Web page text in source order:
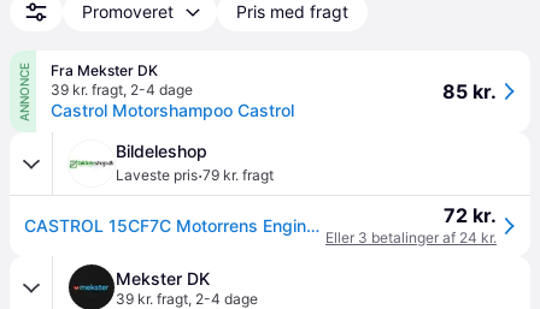
Promoveret Pris med fragt
ANNONCE
Fra Mekster DK
39 kr. fragt, 2-4 dage
Castrol Motorshampoo Castrol
85 kr.
Bildeleshop
Laveste pris·79 kr. fragt
CASTROL 15CF7C Motorrens Engine Shampoo Inhalt: 300ml 72 kr.
Eller 3 betalinger af 24 kr.
Mekster DK
39 kr. fragt, 2-4 dage